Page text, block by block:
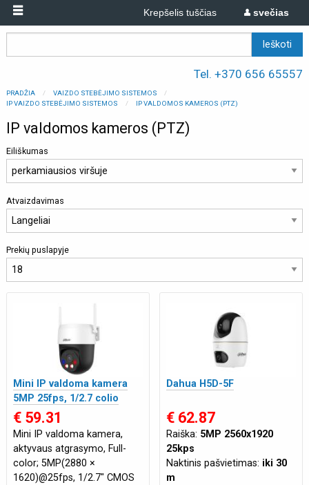
svečias
Krepšelis tuščias
Tel. +370 656 65557
PRADŽIA
VAIZDO STEBĖJIMO SISTEMOS
IP VAIZDO STEBĖJIMO SISTEMOS
IP VALDOMOS KAMEROS (PTZ)
IP valdomos kameros (PTZ)
Eiliškumas
Atvaizdavimas
Prekių puslapyje
Mini IP valdoma kamera
5MP 25fps, 1/2.7 colio
CMOS sensorius, WIFI6
€ 59.31
Mini IP valdoma kamera,
aktyvaus atgrasymo, Full-
color; 5MP(2880 ×
1620)@25fps, 1/2.7" CMOS
Dahua H5D-5F
€ 62.87
Raiška: 5MP 2560x1920
25kps
Naktinis pašvietimas: iki 30
m